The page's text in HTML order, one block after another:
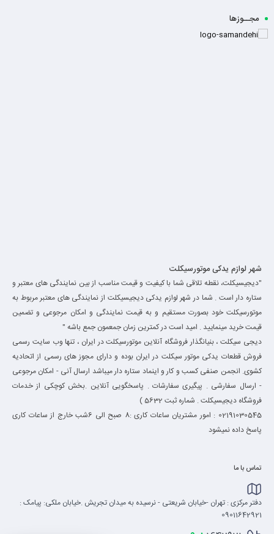
مجــوزها
شهر لوازم یدکی موتورسیکلت
"دیجیسیکلت، نقطه تلاقی شما با کیفیت و قیمت مناسب از بین نمایندگی های معتبر و
ستاره دار است . شما در شهر لوازم یدکی دیجیسیکلت از نمایندگی های معتبر مربوط به
موتورسیکلت خود بصورت مستقیم و به قیمت نمایندگی و امکان مرجوعی و تضمین
قیمت خرید مینمایید . امید است در کمترین زمان جمعمون جمع باشه "
دیجی سیکلت ، بنیانگذار فروشگاه آنلاین موتورسیکلت در ایران ، تنها وب سایت رسمی
فروش قطعات یدکی موتور سیکلت در ایران بوده و دارای مجوز های رسمی از اتحادیه
کشوی. انجمن صنفی کسب و کار و اینماد ستاره دار میباشد ارسال آنی - امکان مرجوعی
- ارسال سفارشی . پیگیری سفارشات . پاسخگویی آنلاین .بخش کوچکی از خدمات
فروشگاه دیجیسیکلت . شماره ثبت 5632 )
02191030545 : امور مشتریان ساعات کاری :8 صبح الی 6شب خارج از ساعات کاری
پاسخ داده نمیشود
تماس با ما
دفتر مرکزی : تهران -خیابان شریعتی - نرسیده به میدان تجریش .خیابان ملکی: پیامک :
09011642921